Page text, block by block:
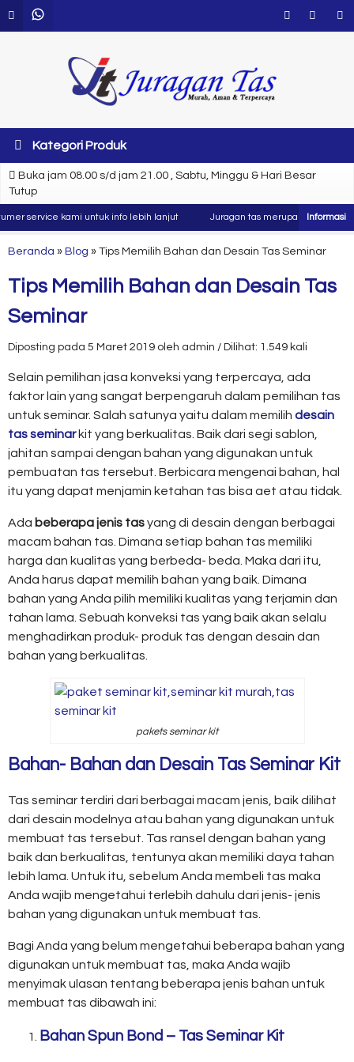
Kategori Produk
Buka jam 08.00 s/d jam 21.00 , Sabtu, Minggu & Hari Besar
Tutup
service kami untuk info lebih lanjut Juragan tas merupakan produsen
Beranda » Blog » Tips Memilih Bahan dan Desain Tas Seminar
Tips Memilih Bahan dan Desain Tas
Seminar
Diposting pada 5 Maret 2019 oleh admin / Dilihat: 1.549 kali
Selain pemilihan jasa konveksi yang terpercaya, ada
faktor lain yang sangat berpengaruh dalam pemilihan tas
untuk seminar. Salah satunya yaitu dalam memilih desain
tas seminarkit yang berkualitas. Baik dari segi sablon,
jahitan sampai dengan bahan yang digunakan untuk
pembuatan tas tersebut. Berbicara mengenai bahan, hal
itu yang dapat menjamin ketahan tas bisa aet atau tidak.
Ada beberapa jenis tasyang di desain dengan berbagai
macam bahan tas. Dimana setiap bahan tas memiliki
harga dan kualitas yang berbeda- beda. Maka dari itu,
Anda harus dapat memilih bahan yang baik. Dimana
bahan yang Anda pilih memiliki kualitas yang terjamin dan
tahan lama. Sebuah konveksi tas yang baik akan selalu
menghadirkan produk- produk tas dengan desain dan
bahan yang berkualitas.
pakets seminar kit
Bahan- Bahan dan Desain Tas Seminar Kit
Tas seminar terdiri dari berbagai macam jenis, baik dilihat
dari desain modelnya atau bahan yang digunakan untuk
membuat tas tersebut. Tas ransel dengan bahan yang
baik dan berkualitas, tentunya akan memiliki daya tahan
lebih lama. Untuk itu, sebelum Anda membeli tas maka
Anda wajib mengetahui terlebih dahulu dari jenis- jenis
bahan yang digunakan untuk membuat tas.
Bagi Anda yang belum mengetahui beberapa bahan yang
digunakan untuk membuat tas, maka Anda wajib
menyimak ulasan tentang beberapa jenis bahan untuk
membuat tas dibawah ini:
Bahan Spun Bond – Tas Seminar Kit